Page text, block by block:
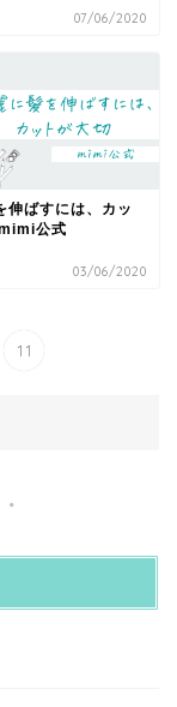
07/06/2020
伸ばすには、カッ
公式
03/06/2020
11